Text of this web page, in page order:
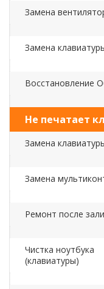
Замена
Замена
Восстановление
Не печатает
Замена
Замена
Ремонт после
Чистка ноутбука
(клавиатуры)